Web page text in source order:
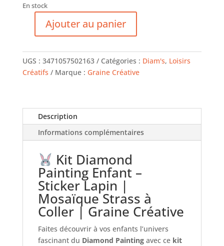
En stock
quantité
Sticker
Lapin
Diamant
Créative
Ajouter au panier
UGS : 3471057502163 Catégories : Diam's, Loisirs
Créatifs
Marque : Graine Créative
Description
Informations complémentaires
Kit Diamond
Painting Enfant –
Sticker Lapin |
Mosaïque Strass à
Coller | Graine Créative
Faites découvrir à vos enfants l’univers
fascinant du Diamond Paintingavec ce kit